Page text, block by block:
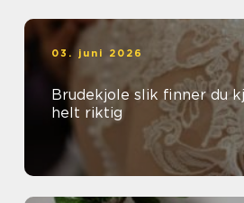
03. juni 2026
Brudekjole slik finner du kjolen som føles
helt riktig